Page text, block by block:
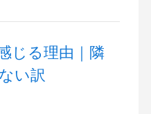
じる理由｜隣
い訳